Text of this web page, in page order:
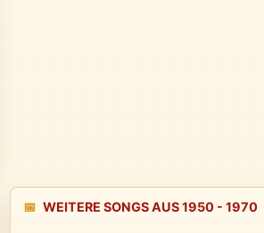
📅 WEITERE SONGS AUS 1950 - 1970